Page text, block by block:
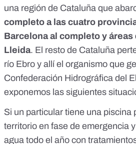
una región de Cataluña que
completo a las cuatro
Barcelona al completo y áreas
Lleida. El resto de Cataluña
río Ebro y allí el organismo que
Confederación Hidrográfica del
exponemos las siguientes
Si un particular tiene una piscina
territorio en fase de emergencia
agua todo el año con